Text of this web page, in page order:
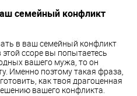
семейный конфликт
в ваш семейный конфликт
ссоре вы попытаетесь
вашего мужа, то он
Именно поэтому такая фраза,
как твоя драгоценная
вашего конфликта.